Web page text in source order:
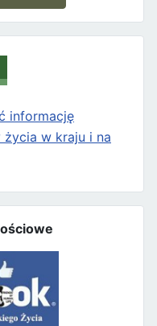
informację
w kraju i na